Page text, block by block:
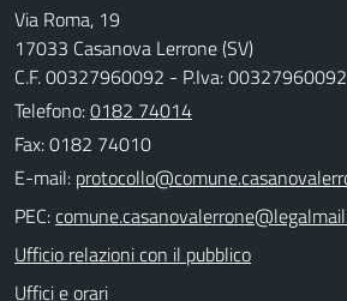
Via Roma, 19
17033 Casanova Lerrone (SV)
C.F. 00327960092 - P.Iva: 00327960092
Telefono:0182 74014
Fax: 0182 74010
E-mail:
PEC:
Ufficio relazioni con il pubblico
Uffici e orari